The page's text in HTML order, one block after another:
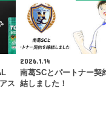
ス
2026.1.14
南葛SCとパートナー契
結しました！